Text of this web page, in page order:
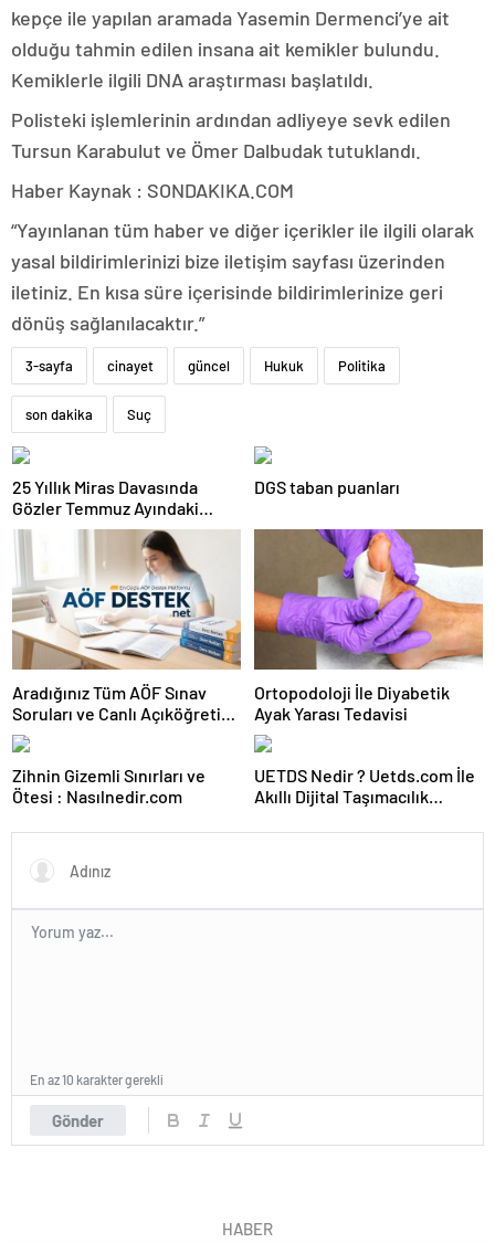
kepçe ile yapılan aramada Yasemin Dermenci’ye ait
olduğu tahmin edilen insana ait kemikler bulundu.
Kemiklerle ilgili DNA araştırması başlatıldı.
Polisteki işlemlerinin ardından adliyeye sevk edilen
Tursun Karabulut ve Ömer Dalbudak tutuklandı.
Haber Kaynak : SONDAKIKA.COM
“Yayınlanan tüm haber ve diğer içerikler ile ilgili olarak
yasal bildirimlerinizi bize iletişim sayfası üzerinden
iletiniz. En kısa süre içerisinde bildirimlerinize geri
dönüş sağlanılacaktır.”
3-sayfa cinayet güncel Hukuk Politika
son dakika Suç
25 Yıllık Miras Davasında
Gözler Temmuz Ayındaki
Karar Duruşmasına Çevrildi
DGS taban puanları
Aradığınız Tüm AÖF Sınav
Soruları ve Canlı Açıköğretim
Forumu Burada
Ortopodoloji İle Diyabetik
Ayak Yarası Tedavisi
Zihnin Gizemli Sınırları ve
Ötesi : Nasılnedir.com
UETDS Nedir ? Uetds.com İle
Akıllı Dijital Taşımacılık
Gönder
En az 10 karakter gerekli
HABER